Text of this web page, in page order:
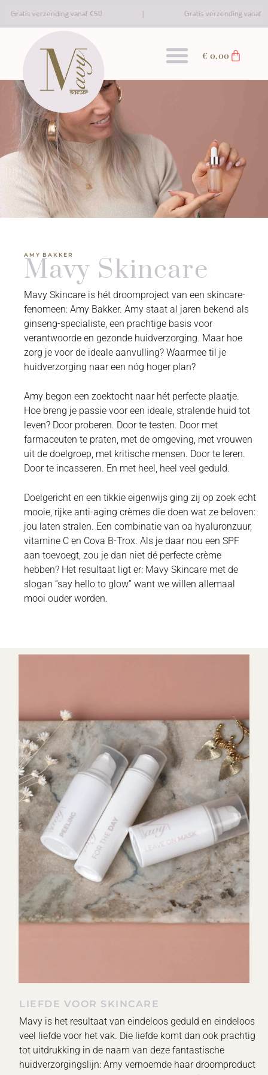
verzending vanaf €50 Gratis verzending vanaf €50
€ 0,00
AMY BAKKER
Mavy Skincare
Mavy Skincare is hét droomproject van een skincare-
fenomeen: Amy Bakker. Amy staat al jaren bekend als
ginseng-specialiste, een prachtige basis voor
verantwoorde en gezonde huidverzorging. Maar hoe
zorg je voor de ideale aanvulling? Waarmee til je
huidverzorging naar een nóg hoger plan?
Amy begon een zoektocht naar hét perfecte plaatje.
Hoe breng je passie voor een ideale, stralende huid tot
leven? Door proberen. Door te testen. Door met
farmaceuten te praten, met de omgeving, met vrouwen
uit de doelgroep, met kritische mensen. Door te leren.
Door te incasseren. En met heel, heel veel geduld.
Doelgericht en een tikkie eigenwijs ging zij op zoek echt
mooie, rijke anti-aging crèmes die doen wat ze beloven:
jou laten stralen. Een combinatie van oa hyaluronzuur,
vitamine C en Cova B-Trox. Als je daar nou een SPF
aan toevoegt, zou je dan niet dé perfecte crème
hebben? Het resultaat ligt er: Mavy Skincare met de
slogan “say hello to glow” want we willen allemaal
mooi ouder worden.
LIEFDE VOOR SKINCARE
Mavy is het resultaat van eindeloos geduld en eindeloos
veel liefde voor het vak. Die liefde komt dan ook prachtig
tot uitdrukking in de naam van deze fantastische
huidverzorgingslijn: Amy vernoemde haar droomproduct